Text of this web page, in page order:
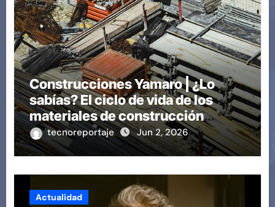
Construcciones Yamaro | ¿Lo
sabías? El ciclo de vida de los
materiales de construcción
revoluciona eficiencia en
proyectos modernos
tecnoreportaje Jun 2, 2026
Actualidad